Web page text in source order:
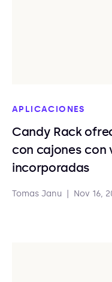
APLICACIONES
Candy Rack
con cajones con
incorporadas
Tomas Janu Nov 16,